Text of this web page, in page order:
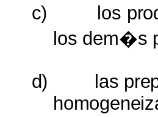
c) los
los dem�s
d) las